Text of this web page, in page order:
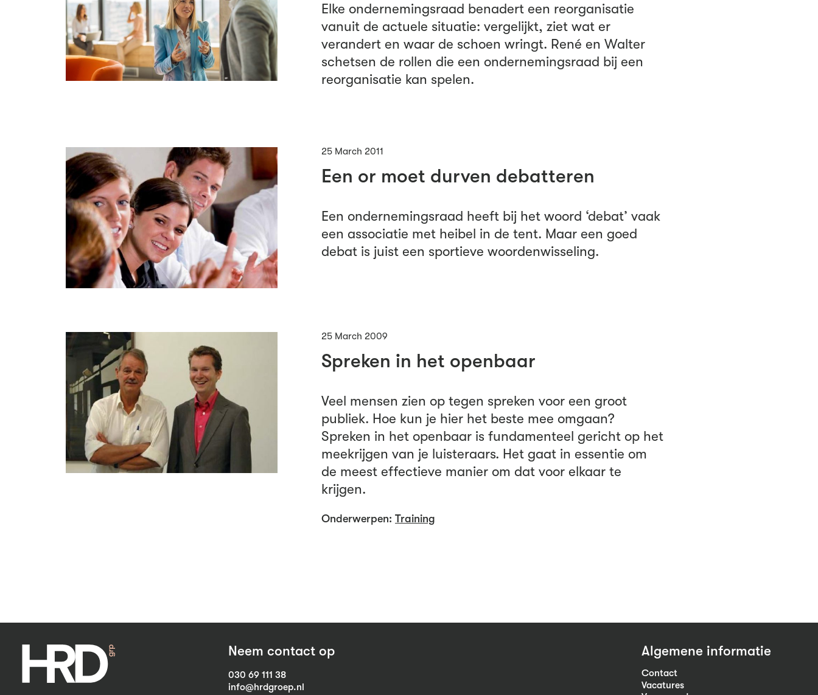
Elke ondernemingsraad benadert een reorganisatie
vanuit de actuele situatie: vergelijkt, ziet wat er
verandert en waar de schoen wringt. René en Walter
schetsen de rollen die een ondernemingsraad bij een
reorganisatie kan spelen.
25 March 2011
Een or moet durven debatteren
Een ondernemingsraad heeft bij het woord ‘debat’ vaak
een associatie met heibel in de tent. Maar een goed
debat is juist een sportieve woordenwisseling.
25 March 2009
Spreken in het openbaar
Veel mensen zien op tegen spreken voor een groot
publiek. Hoe kun je hier het beste mee omgaan?
Spreken in het openbaar is fundamenteel gericht op het
meekrijgen van je luisteraars. Het gaat in essentie om
de meest effectieve manier om dat voor elkaar te
krijgen.
Onderwerpen: Training
Neem contact op
030 69 111 38
info@hrdgroep.nl
Algemene informatie
Contact
Vacatures